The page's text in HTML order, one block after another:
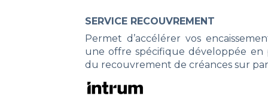
SERVICE RECOUVREMENT
Permet d’accélérer vos
une offre spécifique développée en
du recouvrement de créances sur